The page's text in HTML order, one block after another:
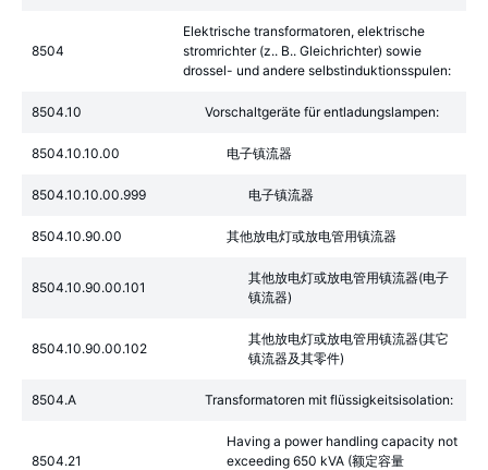
8504
Elektrische transformatoren, elektrische
stromrichter (z.. B.. Gleichrichter) sowie
drossel- und andere selbstinduktionsspulen:
8504.10 Vorschaltgeräte für entladungslampen:
8504.10.10.00 电子镇流器
8504.10.10.00.999 电子镇流器
8504.10.90.00 其他放电灯或放电管用镇流器
8504.10.90.00.101
其他放电灯或放电管用镇流器(电子
镇流器)
8504.10.90.00.102
其他放电灯或放电管用镇流器(其它
镇流器及其零件)
8504.A Transformatoren mit flüssigkeitsisolation:
8504.21
Having a power handling capacity not
exceeding 650 kVA (额定容量